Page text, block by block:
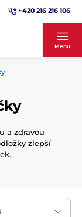
+420 216 216 106
Menu
a zdravou
zlepší